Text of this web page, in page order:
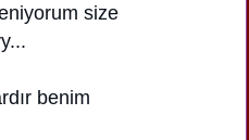
size
benim